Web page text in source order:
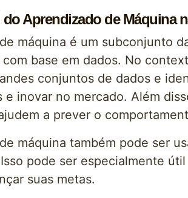
do Aprendizado de Máquina
máquina é um subconjunto
base em dados. No
conjuntos de dados e
e inovar no mercado. Além
a prever o
máquina também pode ser
pode ser especialmente
suas metas.